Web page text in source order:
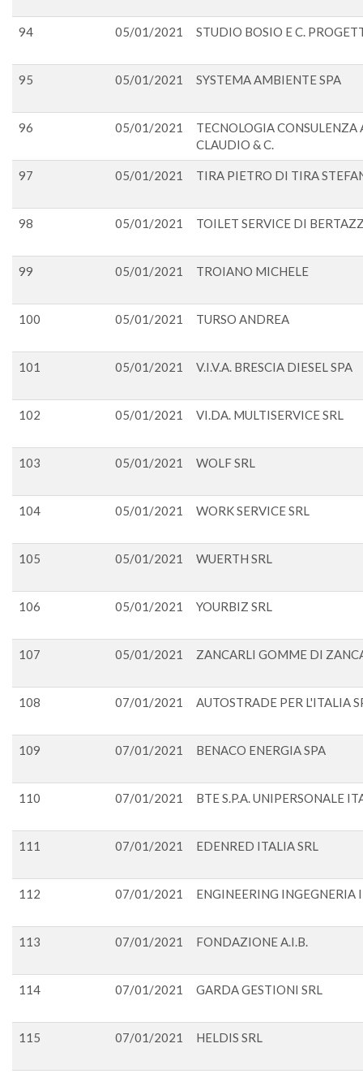
94 05/01/2021 STUDIO BOSIO E C.
95 05/01/2021 SYSTEMA AMBIENTE SPA
96 05/01/2021
TECNOLOGIA CONSULENZA
CLAUDIO & C.
97 05/01/2021 TIRA PIETRO DI TIRA
98 05/01/2021 TOILET SERVICE DI
99 05/01/2021 TROIANO MICHELE
100 05/01/2021 TURSO ANDREA
101 05/01/2021 V.I.V.A. BRESCIA DIESEL SPA
102 05/01/2021 VI.DA. MULTISERVICE SRL
103 05/01/2021 WOLF SRL
104 05/01/2021 WORK SERVICE SRL
105 05/01/2021 WUERTH SRL
106 05/01/2021 YOURBIZ SRL
107 05/01/2021 ZANCARLI GOMME DI
108 07/01/2021 AUTOSTRADE PER L'ITALIA
109 07/01/2021 BENACO ENERGIA SPA
110 07/01/2021 BTE S.P.A. UNIPERSONALE
111 07/01/2021 EDENRED ITALIA SRL
112 07/01/2021 ENGINEERING INGEGNERIA
113 07/01/2021 FONDAZIONE A.I.B.
114 07/01/2021 GARDA GESTIONI SRL
115 07/01/2021 HELDIS SRL